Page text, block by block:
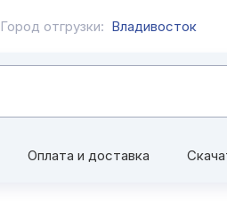
Город отгрузки: Владивосток
Оплата и доставка